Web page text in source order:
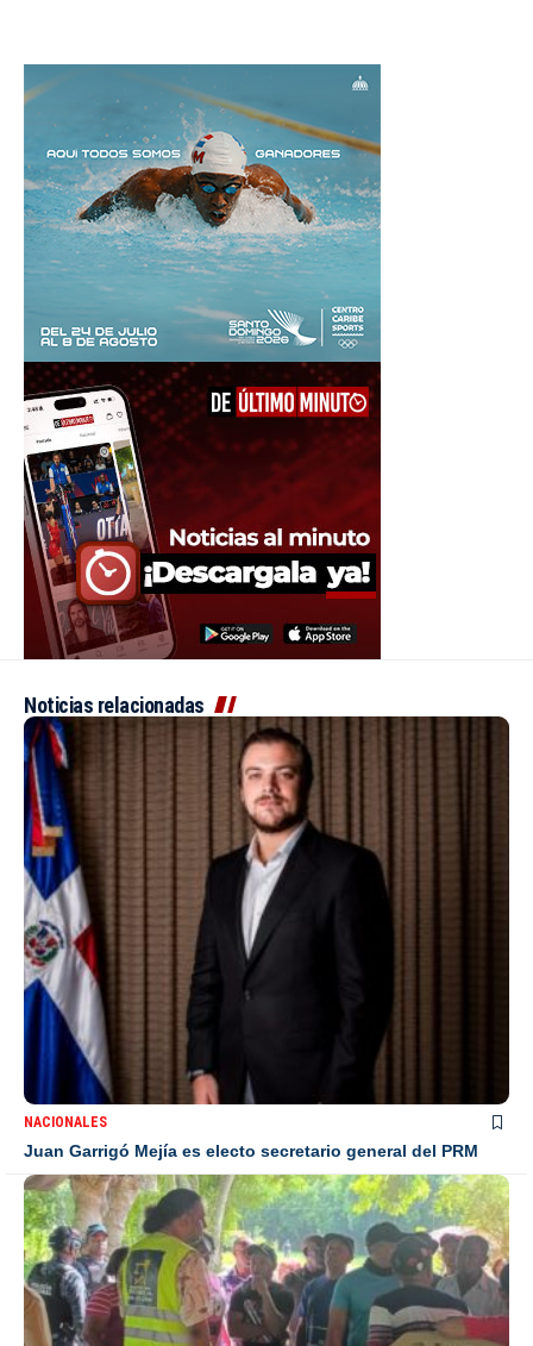
Noticias relacionadas
NACIONALES
Juan Garrigó Mejía es electo secretario general del PRM